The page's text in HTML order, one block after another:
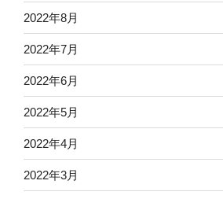
2022年8月
2022年7月
2022年6月
2022年5月
2022年4月
2022年3月